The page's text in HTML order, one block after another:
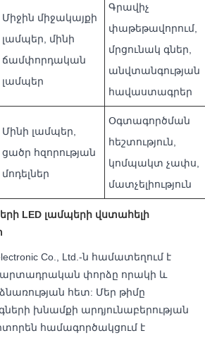
Միջին միջակայքի
լամպեր, մինի
ճամփորդական
լամպեր
Գրավիչ
փաթեթավորում,
մրցունակ գներ,
անվտանգության
հավաստագրեր
Մինի լամպեր,
ցածր հզորության
մոդելներ
Օգտագործման
հեշտություն,
կոմպակտ չափս,
մատչելիություն
LED լամպերի վստահելի
Co., Ltd.-ն համատեղում է
փորձը որակի և
հետ: Մեր թիմը
խնամքի արդյունաբերության
համագործակցում է